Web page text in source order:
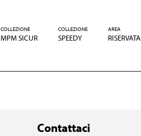
COLLEZIONE
MPM SICUR
COLLEZIONE
SPEEDY
AREA
RISERVATA
Contattaci